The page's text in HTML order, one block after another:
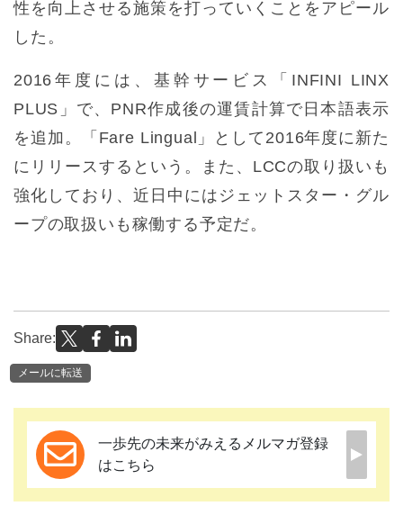
性を向上させる施策を打っていくことをアピール
した。
2016年度には、基幹サービス「INFINI LINX
PLUS」で、PNR作成後の運賃計算で日本語表示
を追加。「Fare Lingual」として2016年度に新た
にリリースするという。また、LCCの取り扱いも
強化しており、近日中にはジェットスター・グル
ープの取扱いも稼働する予定だ。
Share:
メールに転送
一歩先の未来がみえるメルマガ登録
はこちら